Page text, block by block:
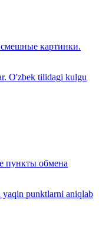
картинки.
O'zbek tilidagi kulgu
пункты обмена
yaqin punktlarni aniqlab